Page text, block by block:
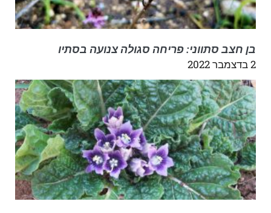
בן חצב סתווני: פריחה סגולה צנועה בסתיו
2 בדצמבר 2022